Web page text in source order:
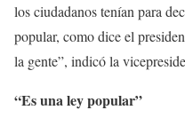
los ciudadanos tenían para
popular, como dice el
la gente”, indicó la
“Es una ley popular”